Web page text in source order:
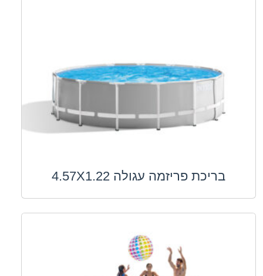
בריכת פריזמה עגולה 4.57X1.22